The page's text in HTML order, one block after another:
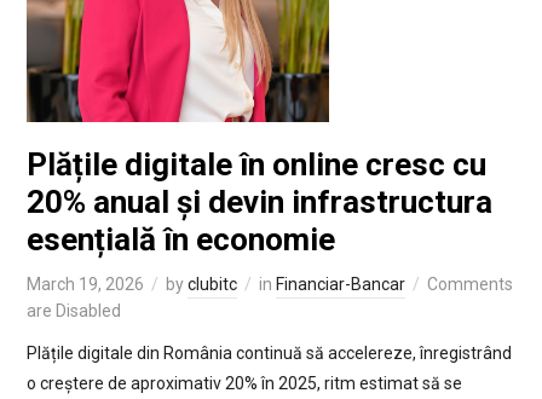
Plățile digitale în online cresc cu
20% anual și devin infrastructura
esențială în economie
March 19, 2026 byclubitc in Financiar-Bancar
Comments
are Disabled
Plățile digitale din România continuă să accelereze, înregistrând
o creștere de aproximativ 20% în 2025, ritm estimat să se